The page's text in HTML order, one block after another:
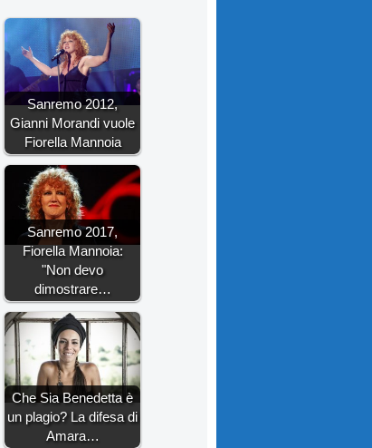
Sanremo 2012,
Gianni Morandi vuole
Fiorella Mannoia
Sanremo 2017,
Fiorella Mannoia:
"Non devo
dimostrare…
Che Sia Benedetta è
un plagio? La difesa di
Amara…